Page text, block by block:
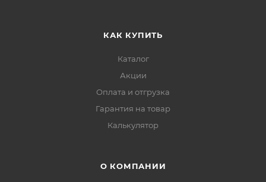
КАК КУПИТЬ
Каталог
Акции
Оплата и отгрузка
Гарантия на товар
Калькулятор
О КОМПАНИИ